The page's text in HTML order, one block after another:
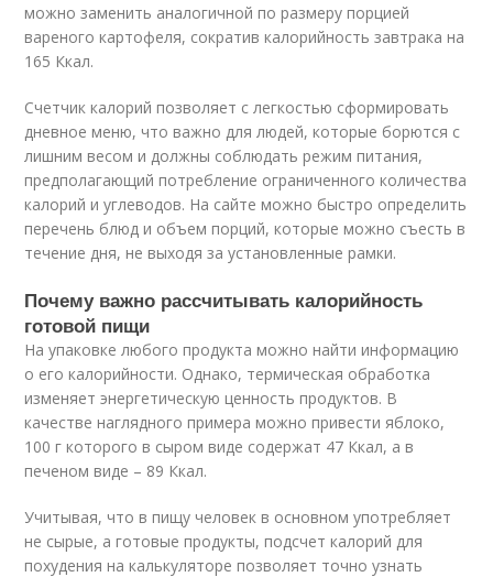
можно заменить аналогичной по размеру порцией
вареного картофеля, сократив калорийность завтрака на
165 Ккал.
Счетчик калорий позволяет с легкостью сформировать
дневное меню, что важно для людей, которые борются с
лишним весом и должны соблюдать режим питания,
предполагающий потребление ограниченного количества
калорий и углеводов. На сайте можно быстро определить
перечень блюд и объем порций, которые можно съесть в
течение дня, не выходя за установленные рамки.
Почему важно рассчитывать калорийность
готовой пищи
На упаковке любого продукта можно найти информацию
о его калорийности. Однако, термическая обработка
изменяет энергетическую ценность продуктов. В
качестве наглядного примера можно привести яблоко,
100 г которого в сыром виде содержат 47 Ккал, а в
печеном виде – 89 Ккал.
Учитывая, что в пищу человек в основном употребляет
не сырые, а готовые продукты, подсчет калорий для
похудения на калькуляторе позволяет точно узнать